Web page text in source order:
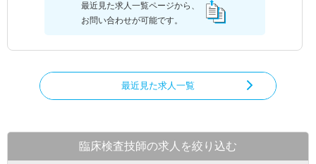
最近見た求人一覧ページから、
お問い合わせが可能です。
最近見た求人一覧
臨床検査技師の求人を絞り込む